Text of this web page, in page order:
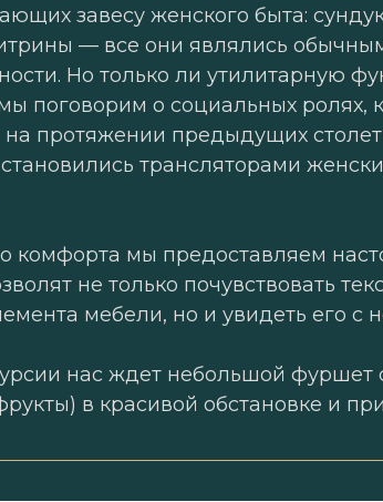
завесу женского быта:
— все они являлись
Но только ли утилитарную
поговорим о социальных ролях,
протяжении предыдущих
трансляторами
комфорта мы предоставляем
не только почувствовать
мебели, но и увидеть его с
нас ждет небольшой фуршет
в красивой обстановке и